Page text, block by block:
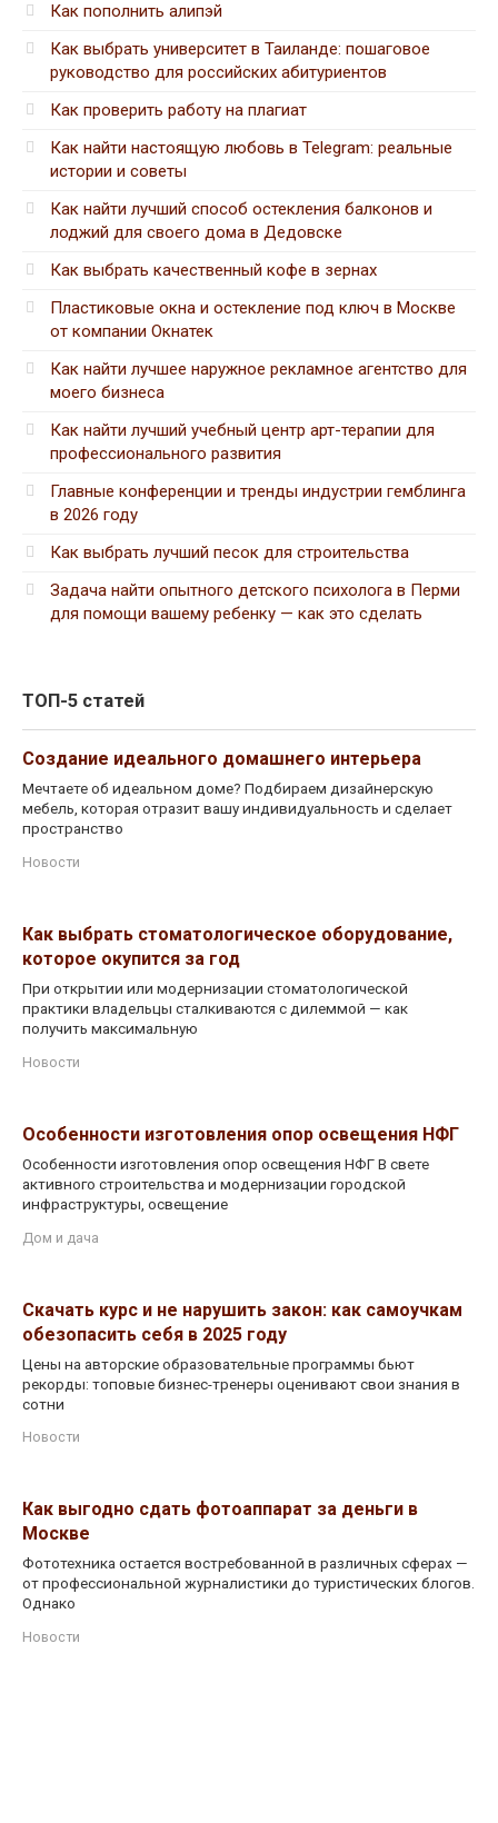
Как пополнить алипэй
Как выбрать университет в Таиланде: пошаговое
руководство для российских абитуриентов
Как проверить работу на плагиат
Как найти настоящую любовь в Telegram: реальные
истории и советы
Как найти лучший способ остекления балконов и
лоджий для своего дома в Дедовске
Как выбрать качественный кофе в зернах
Пластиковые окна и остекление под ключ в Москве
от компании Окнатек
Как найти лучшее наружное рекламное агентство для
моего бизнеса
Как найти лучший учебный центр арт-терапии для
профессионального развития
Главные конференции и тренды индустрии гемблинга
в 2026 году
Как выбрать лучший песок для строительства
Задача найти опытного детского психолога в Перми
для помощи вашему ребенку — как это сделать
ТОП-5 статей
Создание идеального домашнего интерьера
Мечтаете об идеальном доме? Подбираем дизайнерскую
мебель, которая отразит вашу индивидуальность и сделает
пространство
Новости
Как выбрать стоматологическое оборудование,
которое окупится за год
При открытии или модернизации стоматологической
практики владельцы сталкиваются с дилеммой — как
получить максимальную
Новости
Особенности изготовления опор освещения НФГ
Особенности изготовления опор освещения НФГ В свете
активного строительства и модернизации городской
инфраструктуры, освещение
Дом и дача
Скачать курс и не нарушить закон: как самоучкам
обезопасить себя в 2025 году
Цены на авторские образовательные программы бьют
рекорды: топовые бизнес-тренеры оценивают свои знания в
сотни
Новости
Как выгодно сдать фотоаппарат за деньги в
Москве
Фототехника остается востребованной в различных сферах —
от профессиональной журналистики до туристических блогов.
Однако
Новости